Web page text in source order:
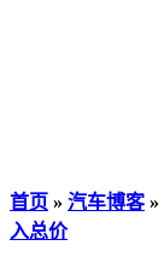
首页 » 汽车博客»
入总价